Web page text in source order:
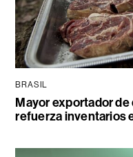
BRASIL
Mayor exportador
refuerza inventarios